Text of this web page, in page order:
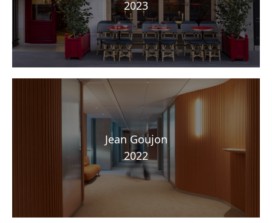
2023
Jean Goujon
2022